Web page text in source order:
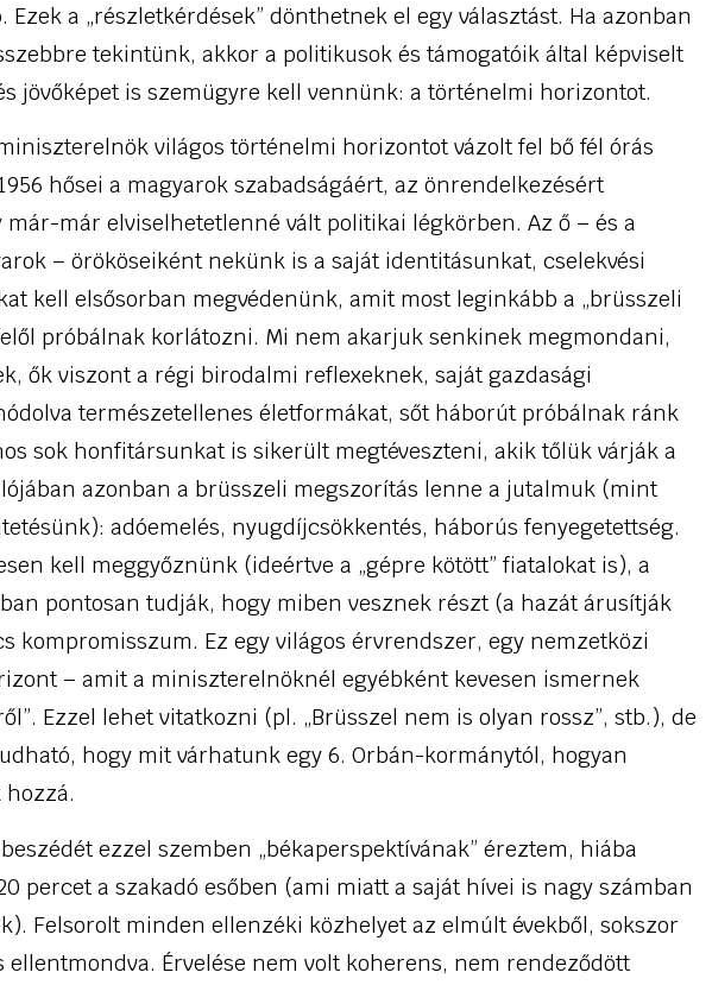
Ezek a „részletkérdések” dönthetnek el egy választást. Ha azonban
tekintünk, akkor a politikusok és támogatóik által képviselt
jövőképet is szemügyre kell vennünk: a történelmi horizontot.
világos történelmi horizontot vázolt fel bő fél órás
hősei a magyarok szabadságáért, az önrendelkezésért
már-már elviselhetetlenné vált politikai légkörben. Az ő – és a
– örököseiként nekünk is a saját identitásunkat, cselekvési
kell elsősorban megvédenünk, amit most leginkább a „brüsszeli
próbálnak korlátozni. Mi nem akarjuk senkinek megmondani,
ők viszont a régi birodalmi reflexeknek, saját gazdasági
természetellenes életformákat, sőt háborút próbálnak ránk
sok honfitársunkat is sikerült megtéveszteni, akik tőlük várják a
azonban a brüsszeli megszorítás lenne a jutalmuk (mint
adóemelés, nyugdíjcsökkentés, háborús fenyegetettség.
kell meggyőznünk (ideértve a „gépre kötött” fiatalokat is), a
pontosan tudják, hogy miben vesznek részt (a hazát árusítják
kompromisszum. Ez egy világos érvrendszer, egy nemzetközi
– amit a miniszterelnöknél egyébként kevesen ismernek
Ezzel lehet vitatkozni (pl. „Brüsszel nem is olyan rossz”, stb.), de
hogy mit várhatunk egy 6. Orbán-kormánytól, hogyan
ezzel szemben „békaperspektívának” éreztem, hiába
percet a szakadó esőben (ami miatt a saját hívei is nagy számban
Felsorolt minden ellenzéki közhelyet az elmúlt évekből, sokszor
ellentmondva. Érvelése nem volt koherens, nem rendeződött